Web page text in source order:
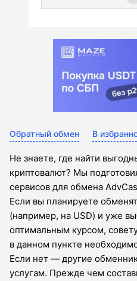
Обратный обмен В
Не знаете, где найти
криптовалют? Мы
сервисов для обмена
Если вы планируете
(например, на USD) и уже
оптимальным курсом,
в данном пункте
Если нет — другие
услугам. Прежде чем